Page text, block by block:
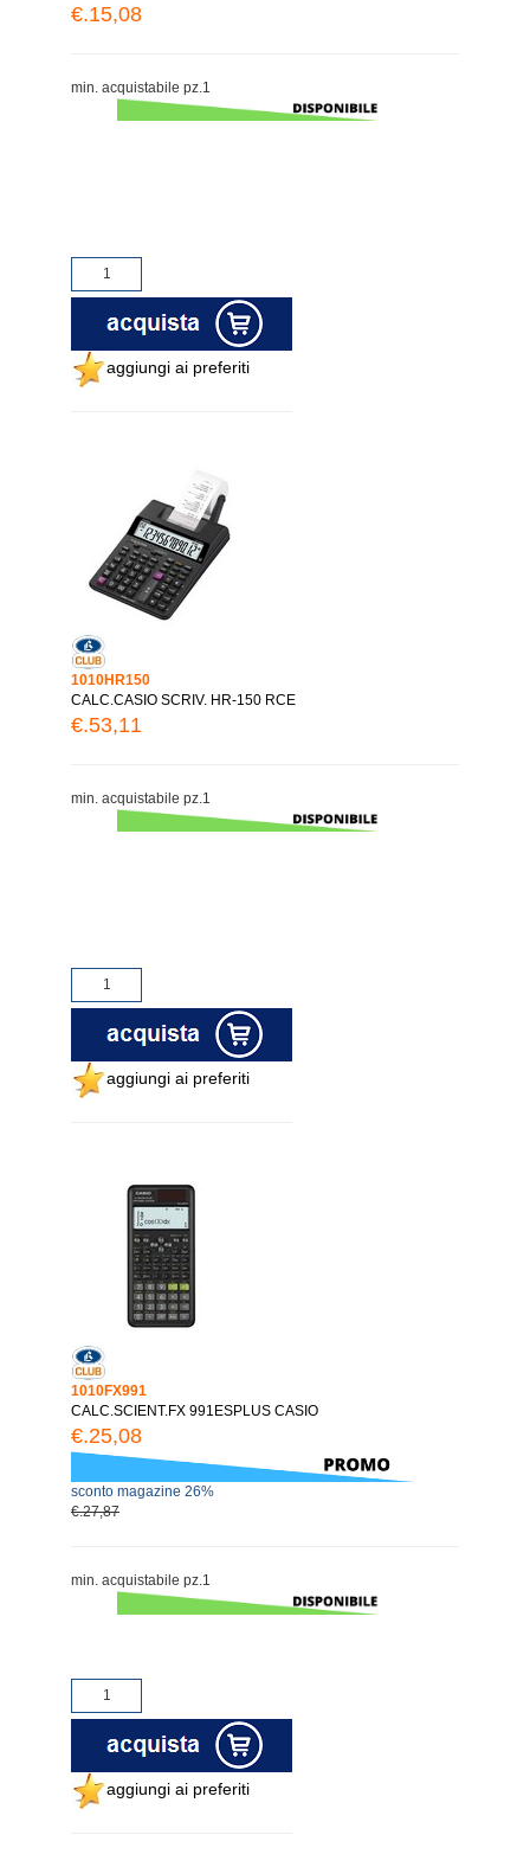
€.15,08
min. acquistabile pz.1
aggiungi ai preferiti
1010HR150
CALC.CASIO SCRIV. HR-150 RCE
€.53,11
min. acquistabile pz.1
aggiungi ai preferiti
1010FX991
CALC.SCIENT.FX 991ESPLUS CASIO
€.25,08
sconto magazine 26%
€.27,87
min. acquistabile pz.1
aggiungi ai preferiti